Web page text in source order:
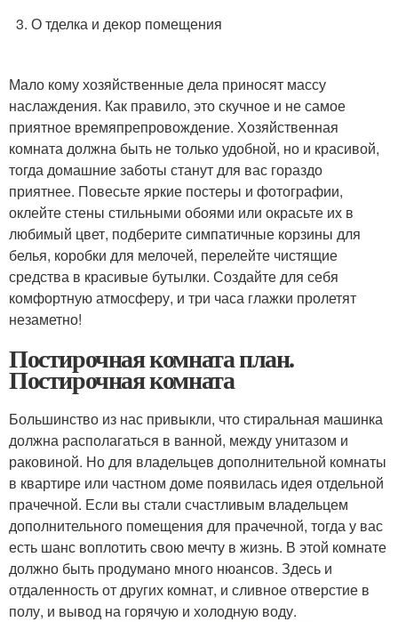
3. О тделка и декор помещения
Мало кому хозяйственные дела приносят массу
наслаждения. Как правило, это скучное и не самое
приятное времяпрепровождение. Хозяйственная
комната должна быть не только удобной, но и красивой,
тогда домашние заботы станут для вас гораздо
приятнее. Повесьте яркие постеры и фотографии,
оклейте стены стильными обоями или окрасьте их в
любимый цвет, подберите симпатичные корзины для
белья, коробки для мелочей, перелейте чистящие
средства в красивые бутылки. Создайте для себя
комфортную атмосферу, и три часа глажки пролетят
незаметно!
Постирочная комната план.
Постирочная комната
Большинство из нас привыкли, что стиральная машинка
должна располагаться в ванной, между унитазом и
раковиной. Но для владельцев дополнительной комнаты
в квартире или частном доме появилась идея отдельной
прачечной. Если вы стали счастливым владельцем
дополнительного помещения для прачечной, тогда у вас
есть шанс воплотить свою мечту в жизнь. В этой комнате
должно быть продумано много нюансов. Здесь и
отдаленность от других комнат, и сливное отверстие в
полу, и вывод на горячую и холодную воду.